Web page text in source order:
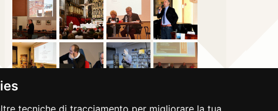
tecniche di tracciamento per migliorare la tua